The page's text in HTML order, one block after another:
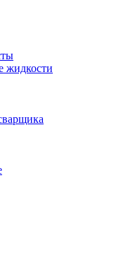
жидкости